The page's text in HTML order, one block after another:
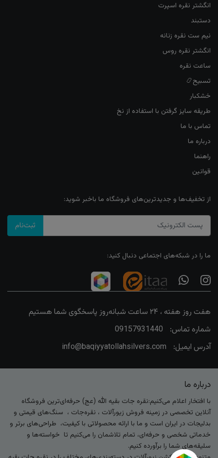
انگشتر نقره اسپرت
دستبند
نیم ست نقره زنانه
انگشتر نقره روس
ساعت نقره
تسبیح📿
خشکبار
طریقه سایز گرفتن با استفاده از نخ
تماس با ما
درباره ما
راهنما
قوانین
از تخفیف‌ها و جدیدترین‌های فروشگاه ما باخبر شوید:
ثبت‌نام
ما را در شبکه‌های اجتماعی دنبال کنید:
هفت روز هفته ، ۲۴ ساعت شبانه‌روز پاسخگوی شما هستیم
شماره تماس:
09157931440
آدرس ایمیل:
info@baqiyyatollahsilvers.com
درباره ما
با افتخار اعلام می‌کنیم:نقره جات بقیه الله (عج) حرفه‌ای‌ترین فروشگاه
آنلاین تخصصی در زمینه فروش زیورآلات ، نقره‌جات ، سنگ‌های قیمتی و
بدلیجات در ایران است و ما با ارائه محصولاتی با کیفیت، طراحی‌های برتر و
خدماتی شخصی و حرفه‌ای، تمام تلاشمان را می‌کنیم تا خواسته‌ها و
سلیقه‌های شما را برآورده کنیم.